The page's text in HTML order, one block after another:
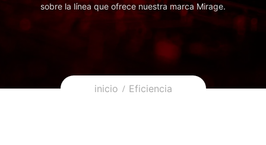
sobre la línea que ofrece nuestra marca Mirage.
inicio Eficiencia